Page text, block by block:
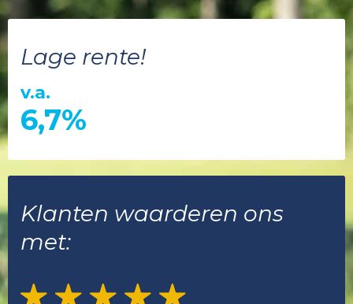
Lage rente!
v.a.
6,7%
Klanten waarderen ons
met: